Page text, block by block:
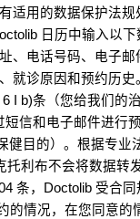
适用的数据保护法规
日历中输入以下
、电话号码、电子邮
就诊原因和预约历史
I b)条（您给我们的
短信和电子邮件进行
健目的）。根据专业
托利布不会将数据转
条，Doctolib 受合同
的情况，在您同意的